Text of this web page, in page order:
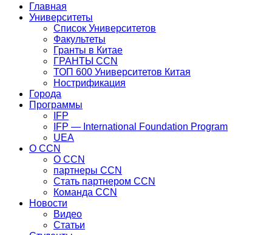
Главная
Университеты
Список Университетов
Факультеты
Гранты в Китае
ГРАНТЫ ССN
ТОП 600 Университетов Китая
Нострификация
Города
Программы
IFP
IFP — International Foundation Program
UEA
О CCN
О CCN
партнеры ССN
Стать партнером CCN
Команда ССN
Новости
Видео
Статьи